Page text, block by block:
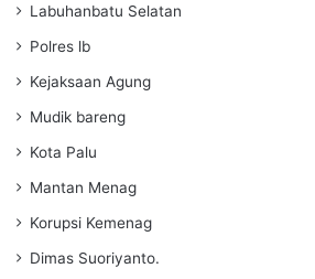
Labuhanbatu Selatan
Polres lb
Kejaksaan Agung
Mudik bareng
Kota Palu
Mantan Menag
Korupsi Kemenag
Dimas Suoriyanto.